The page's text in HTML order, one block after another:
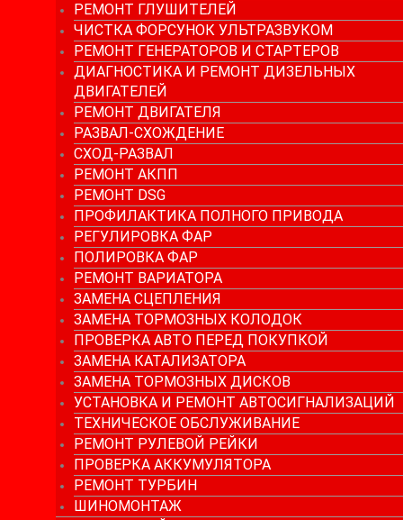
РЕМОНТ ГЛУШИТЕЛЕЙ
ЧИСТКА ФОРСУНОК УЛЬТРАЗВУКОМ
РЕМОНТ ГЕНЕРАТОРОВ И СТАРТЕРОВ
ДИАГНОСТИКА И РЕМОНТ ДИЗЕЛЬНЫХ
ДВИГАТЕЛЕЙ
РЕМОНТ ДВИГАТЕЛЯ
РАЗВАЛ-СХОЖДЕНИЕ
СХОД-РАЗВАЛ
РЕМОНТ АКПП
РЕМОНТ DSG
ПРОФИЛАКТИКА ПОЛНОГО ПРИВОДА
РЕГУЛИРОВКА ФАР
ПОЛИРОВКА ФАР
РЕМОНТ ВАРИАТОРА
ЗАМЕНА СЦЕПЛЕНИЯ
ЗАМЕНА ТОРМОЗНЫХ КОЛОДОК
ПРОВЕРКА АВТО ПЕРЕД ПОКУПКОЙ
ЗАМЕНА КАТАЛИЗАТОРА
ЗАМЕНА ТОРМОЗНЫХ ДИСКОВ
УСТАНОВКА И РЕМОНТ АВТОСИГНАЛИЗАЦИЙ
ТЕХНИЧЕСКОЕ ОБСЛУЖИВАНИЕ
РЕМОНТ РУЛЕВОЙ РЕЙКИ
ПРОВЕРКА АККУМУЛЯТОРА
РЕМОНТ ТУРБИН
ШИНОМОНТАЖ